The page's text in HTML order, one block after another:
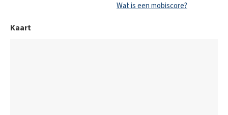
Wat is een mobiscore?
Kaart